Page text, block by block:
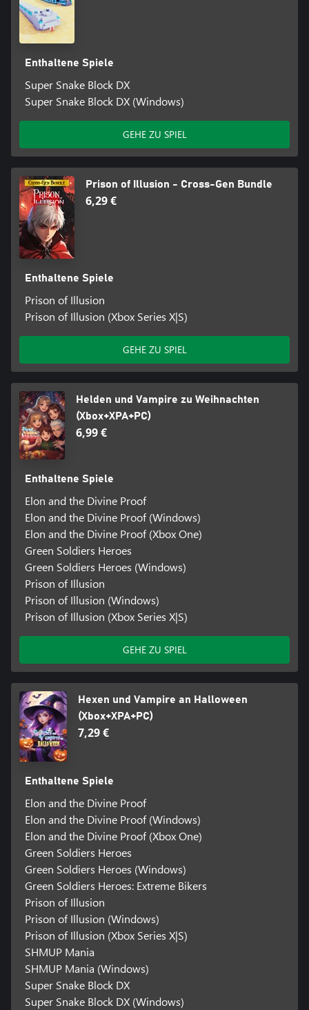
Enthaltene Spiele
Super Snake Block DX
Super Snake Block DX (Windows)
GEHE ZU SPIEL
Prison of Illusion - Cross-Gen Bundle
6,29 €
Enthaltene Spiele
Prison of Illusion
Prison of Illusion (Xbox Series X|S)
GEHE ZU SPIEL
Helden und Vampire zu Weihnachten
(Xbox+XPA+PC)
6,99 €
Enthaltene Spiele
Elon and the Divine Proof
Elon and the Divine Proof (Windows)
Elon and the Divine Proof (Xbox One)
Green Soldiers Heroes
Green Soldiers Heroes (Windows)
Prison of Illusion
Prison of Illusion (Windows)
Prison of Illusion (Xbox Series X|S)
GEHE ZU SPIEL
Hexen und Vampire an Halloween
(Xbox+XPA+PC)
7,29 €
Enthaltene Spiele
Elon and the Divine Proof
Elon and the Divine Proof (Windows)
Elon and the Divine Proof (Xbox One)
Green Soldiers Heroes
Green Soldiers Heroes (Windows)
Green Soldiers Heroes: Extreme Bikers
Prison of Illusion
Prison of Illusion (Windows)
Prison of Illusion (Xbox Series X|S)
SHMUP Mania
SHMUP Mania (Windows)
Super Snake Block DX
Super Snake Block DX (Windows)